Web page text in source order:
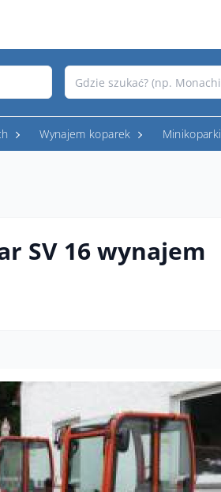
Wynajem koparek Minikoparki
SV 16 wynajem